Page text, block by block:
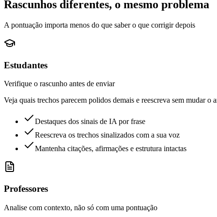
Rascunhos diferentes, o mesmo problema
A pontuação importa menos do que saber o que corrigir depois
Estudantes
Verifique o rascunho antes de enviar
Veja quais trechos parecem polidos demais e reescreva sem mudar o
Destaques dos sinais de IA por frase
Reescreva os trechos sinalizados com a sua voz
Mantenha citações, afirmações e estrutura intactas
Professores
Analise com contexto, não só com uma pontuação